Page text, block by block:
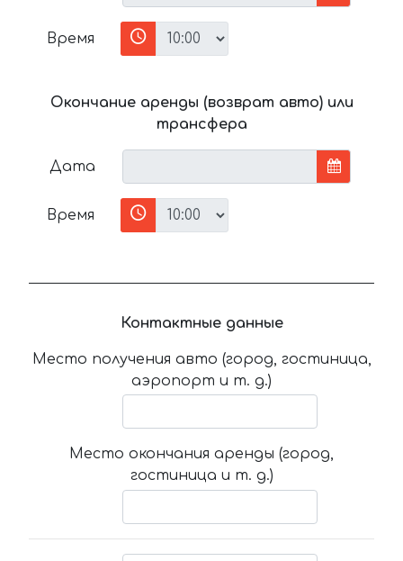
Время
Окончание аренды (возврат авто) или
трансфера
Дата
Время
Контактные данные
Место получения авто (город, гостиница,
аэропорт и т. д.)
Место окончания аренды (город,
гостиница и т. д.)